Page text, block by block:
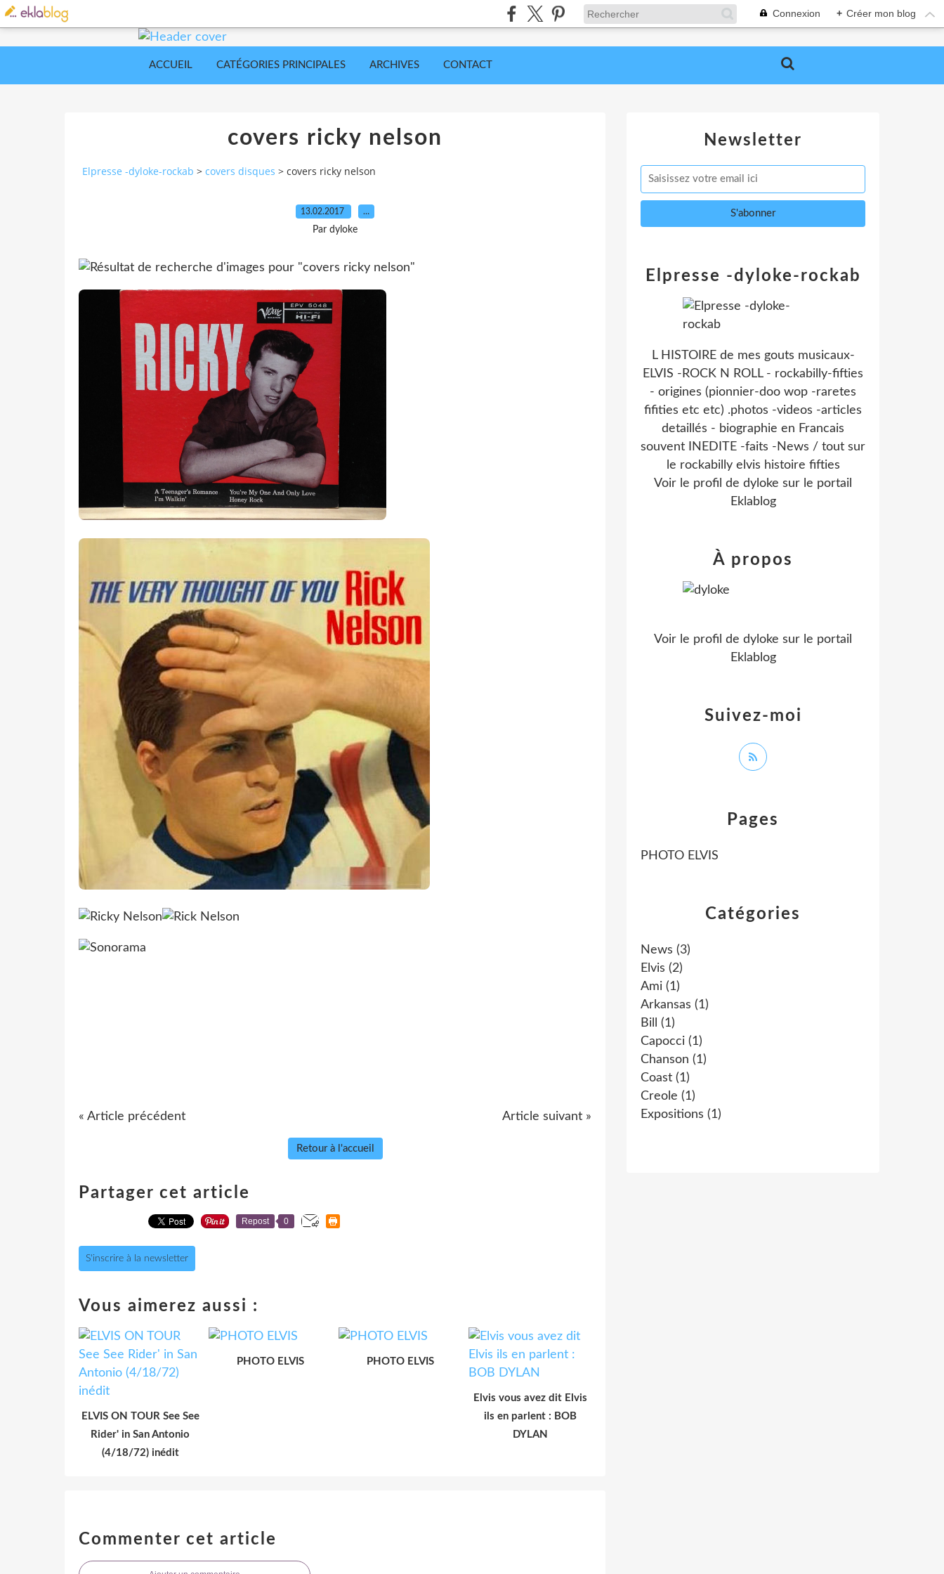
Connexion + Créer mon blog
ACCUEIL CATÉGORIES PRINCIPALES ARCHIVES CONTACT
covers ricky nelson
Elpresse -dyloke-rockab > covers disques > covers ricky nelson
13.02.2017 …
Par dyloke
« Article précédent Article suivant »
Retour à l'accueil
Partager cet article
Repost 0
S'inscrire à la newsletter
Vous aimerez aussi :
ELVIS ON TOUR See See
Rider' in San Antonio
(4/18/72) inédit
PHOTO ELVIS PHOTO ELVIS
Elvis vous avez dit Elvis
ils en parlent : BOB
DYLAN
Commenter cet article
Newsletter
Catégories
News (3)
Elvis (2)
Ami (1)
Arkansas (1)
Bill
(1)
Capocci (1)
Chanson (1)
Coast (1)
Creole (1)
Expositions (1)
Pages
PHOTO ELVIS
Elpresse -dyloke-rockab
L HISTOIRE de mes gouts musicaux-
ELVIS -ROCK N ROLL - rockabilly-fifties
- origines (pionnier-doo wop -raretes
fifities etc etc) .photos -videos -articles
detaillés - biographie en Francais
souvent INEDITE -faits -News / tout sur
le rockabilly elvis histoire fifties
Voir le profil de dyloke sur le portail
Eklablog
Suivez-moi
À propos
Voir le profil de dyloke sur le portail
Eklablog